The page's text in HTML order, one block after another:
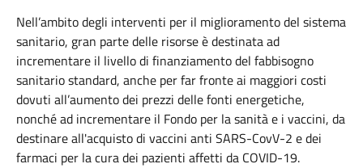
Nell’ambito degli interventi per il miglioramento del sistema
sanitario, gran parte delle risorse è destinata ad
incrementare il livello di finanziamento del fabbisogno
sanitario standard, anche per far fronte ai maggiori costi
dovuti all’aumento dei prezzi delle fonti energetiche,
nonché ad incrementare il Fondo per la sanità e i vaccini, da
destinare all'acquisto di vaccini anti SARS-CovV-2 e dei
farmaci per la cura dei pazienti affetti da COVID-19.